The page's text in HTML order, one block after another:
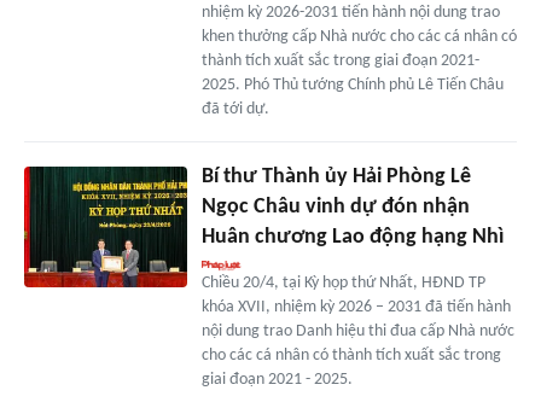
nhiệm kỳ 2026-2031 tiến hành nội dung trao
khen thưởng cấp Nhà nước cho các cá nhân có
thành tích xuất sắc trong giai đoạn 2021-
2025. Phó Thủ tướng Chính phủ Lê Tiến Châu
đã tới dự.
Bí thư Thành ủy Hải Phòng Lê
Ngọc Châu vinh dự đón nhận
Huân chương Lao động hạng Nhì
Chiều 20/4, tại Kỳ họp thứ Nhất, HĐND TP
khóa XVII, nhiệm kỳ 2026 – 2031 đã tiến hành
nội dung trao Danh hiệu thi đua cấp Nhà nước
cho các cá nhân có thành tích xuất sắc trong
giai đoạn 2021 - 2025.